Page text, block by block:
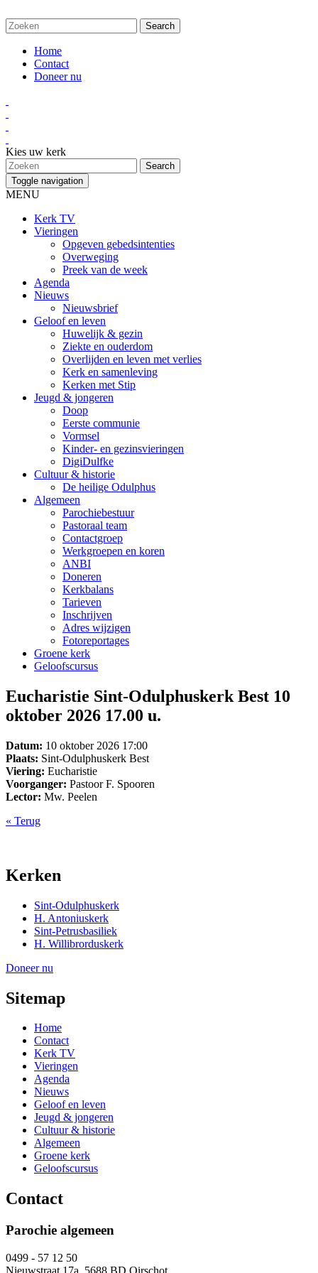
Home
Contact
Doneer nu
Kies uw kerk
Toggle navigation
MENU
Kerk TV
Vieringen
Opgeven gebedsintenties
Overweging
Preek van de week
Agenda
Nieuws
Nieuwsbrief
Geloof en leven
Huwelijk & gezin
Ziekte en ouderdom
Overlijden en leven met verlies
Kerk en samenleving
Kerken met Stip
Jeugd & jongeren
Doop
Eerste communie
Vormsel
Kinder- en gezinsvieringen
DigiDulfke
Cultuur & historie
De heilige Odulphus
Algemeen
Parochiebestuur
Pastoraal team
Contactgroep
Werkgroepen en koren
ANBI
Doneren
Kerkbalans
Tarieven
Inschrijven
Adres wijzigen
Fotoreportages
Groene kerk
Geloofscursus
Eucharistie Sint-Odulphuskerk Best 10
oktober 2026 17.00 u.
Datum: 10 oktober 2026 17:00
Plaats: Sint-Odulphuskerk Best
Viering: Eucharistie
Voorganger: Pastoor F. Spooren
Lector: Mw. Peelen
« Terug
Kerken
Sint-Odulphuskerk
H. Antoniuskerk
Sint-Petrusbasiliek
H. Willibrorduskerk
Doneer nu
Sitemap
Home
Contact
Kerk TV
Vieringen
Agenda
Nieuws
Geloof en leven
Jeugd & jongeren
Cultuur & historie
Algemeen
Groene kerk
Geloofscursus
Contact
Parochie algemeen
0499 - 57 12 50
Nieuwstraat 17a, 5688 BD Oirschot